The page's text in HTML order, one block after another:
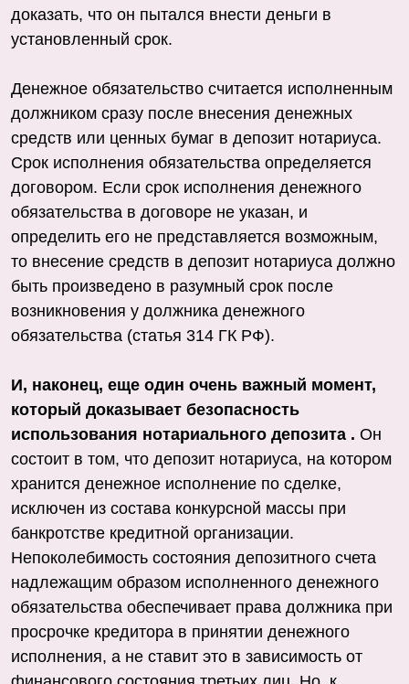
доказать, что он пытался внести деньги в
установленный срок.
Денежное обязательство считается исполненным
должником сразу после внесения денежных
средств или ценных бумаг в депозит нотариуса.
Срок исполнения обязательства определяется
договором. Если срок исполнения денежного
обязательства в договоре не указан, и
определить его не представляется возможным,
то внесение средств в депозит нотариуса должно
быть произведено в разумный срок после
возникновения у должника денежного
обязательства (статья 314 ГК РФ).
И, наконец, еще один очень важный момент,
который доказывает безопасность
использования нотариального депозита . Он
состоит в том, что депозит нотариуса, на котором
хранится денежное исполнение по сделке,
исключен из состава конкурсной массы при
банкротстве кредитной организации.
Непоколебимость состояния депозитного счета
надлежащим образом исполненного денежного
обязательства обеспечивает права должника при
просрочке кредитора в принятии денежного
исполнения, а не ставит это в зависимость от